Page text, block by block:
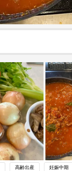
高齢出産 妊娠中期